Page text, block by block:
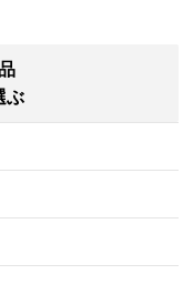
ぶ